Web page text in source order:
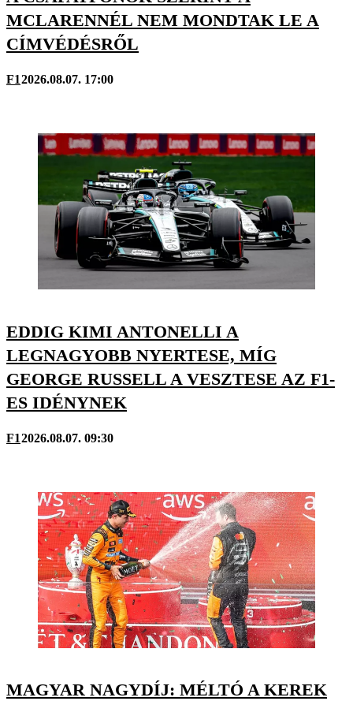
MCLARENNÉL NEM MONDTAK LE A
CÍMVÉDÉSRŐL
F12026.08.07. 17:00
EDDIG KIMI ANTONELLI A
LEGNAGYOBB NYERTESE, MÍG
GEORGE RUSSELL A VESZTESE AZ F1-
ES IDÉNYNEK
F12026.08.07. 09:30
MAGYAR NAGYDÍJ: MÉLTÓ A KEREK